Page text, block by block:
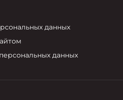
данных
данных